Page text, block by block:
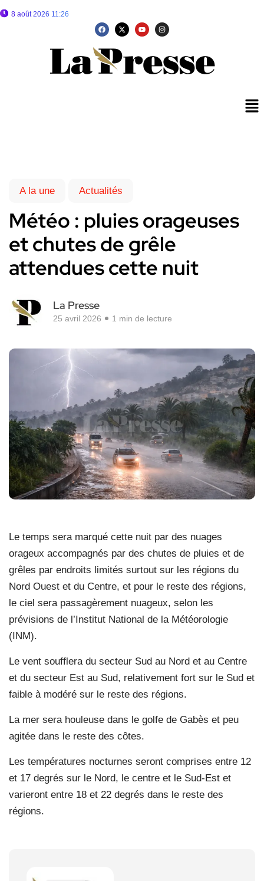
8 août 2026 11:26
A la une Actualités
Météo : pluies orageuses
et chutes de grêle
attendues cette nuit
La Presse
25 avril 2026 1 min de lecture
Le temps sera marqué cette nuit par des nuages
orageux accompagnés par des chutes de pluies et de
grêles par endroits limités surtout sur les régions du
Nord Ouest et du Centre, et pour le reste des régions,
le ciel sera passagèrement nuageux, selon les
prévisions de l’Institut National de la Météorologie
(INM).
Le vent soufflera du secteur Sud au Nord et au Centre
et du secteur Est au Sud, relativement fort sur le Sud et
faible à modéré sur le reste des régions.
La mer sera houleuse dans le golfe de Gabès et peu
agitée dans le reste des côtes.
Les températures nocturnes seront comprises entre 12
et 17 degrés sur le Nord, le centre et le Sud-Est et
varieront entre 18 et 22 degrés dans le reste des
régions.